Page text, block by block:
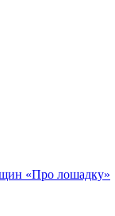
«Про лошадку»